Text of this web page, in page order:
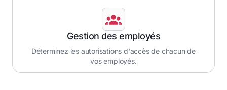
Gestion des employés
Déterminez les autorisations d'accès de chacun de
vos employés.